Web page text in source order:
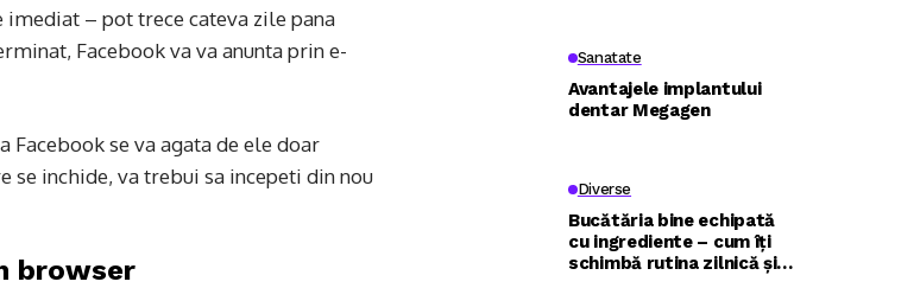
– pot trece cateva zile pana
Facebook va va anunta prin e-
Facebook se va agata de ele doar
se inchide, va trebui sa incepeti din nou
browser
Sanatate
Avantajele implantului
dentar Megagen
Diverse
Bucătăria bine echipată
cu ingrediente – cum îți
schimbă rutina zilnică și